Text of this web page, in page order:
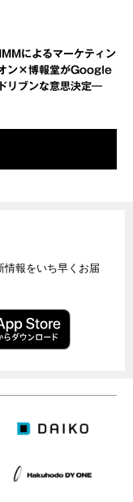
によるマーケティン
ン×博報堂がGoogle
リブンな意思決定―
情報をいち早くお届